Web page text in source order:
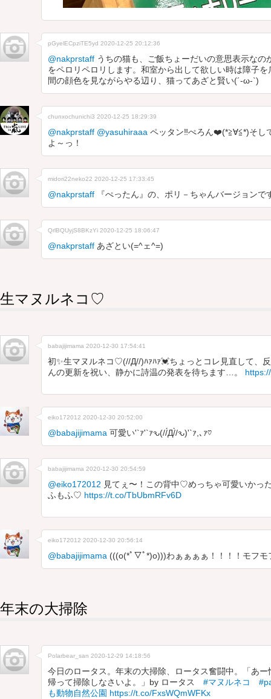
pGyelECpziTE5yd 2020-12-25 20:12:36
@nakprstaff うちの猫も、ご飯ちょーだいの意思表示なの
をペロリペロリします。和室から出して欲しい時は障子
間の顔色を見ながらやる辺り、猫ってあざと賢い(´-ω-`)
chunxochunichi3 2020-12-25 18:29:39
@nakprstaff @yasuhiraaa ペッタン‼️ぺろん❤️(*≧∀≦*)そ
よ～っ！
midori22neko22 2020-12-25 17:33:45
@nakprstaff 『ぺったん』の、ポリ－ちゃんバージョンで
QrlBQUyjS8BKzYi 2020-12-25 18:06:47
@nakprstaff あざとい(=^ェ^=)
生マヌルネコ♡
babajijimama 2020-12-30 17:54:41
初✨生マヌルネコ♡(//Д//)ﾊｧﾊｧ💓ちょっとコレ見直して、
んの更新を祝い、静かに詩温の発表を待ちます…。
eiko172012 2020-12-30 20:52:00
@babajijimama 可愛い'`ｧ'`ｧԅ(//́Д/̀/ԅ)'`ｧ,､ｧ♡
babajijimama 2020-12-30 20:54:59
@eiko172012 見てぇ〜！この背中♡めっちゃ可愛いかっ
ふもふ♡ https://t.co/TbUbmRFv6D
eiko172012 2020-12-30 20:56:14
@babajijimama (((o(*ﾟ▽ﾟ*)o)))わぁぁぁぁ！！！！モフ
年末の大掃除
Polarbear_san 2020-12-29 14:18:56
今日のロータス。年末の大掃除、ロータス奮闘中。「あ
帰って掃除しなさいよ。」by ロータス #マヌルネコ
も動物自然公園 https://t.co/FxsWQmWFKx